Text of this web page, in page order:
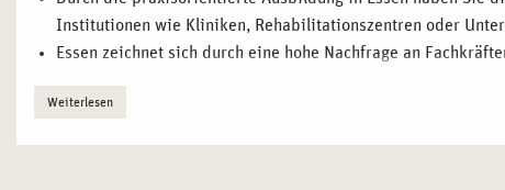
Institutionen wie Kliniken, Rehabilitationszentren oder
Essen zeichnet sich durch eine hohe Nachfrage an
Unsere berufsbegleitende Ausbildung ermöglicht es Ihnen,
Weiterlesen